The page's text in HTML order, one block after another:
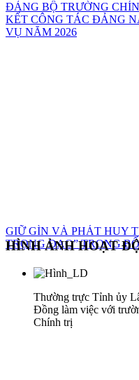
ĐẢNG BỘ TRƯỜNG
KẾT CÔNG TÁC ĐẢNG
VỤ NĂM 2026
GIỮ GÌN VÀ PHÁT HUY
TRỌNG ĐẠO” TRONG
HÌNH ẢNH HOẠT
Thường trực Tỉnh ủy
Đồng làm việc với
Chính trị